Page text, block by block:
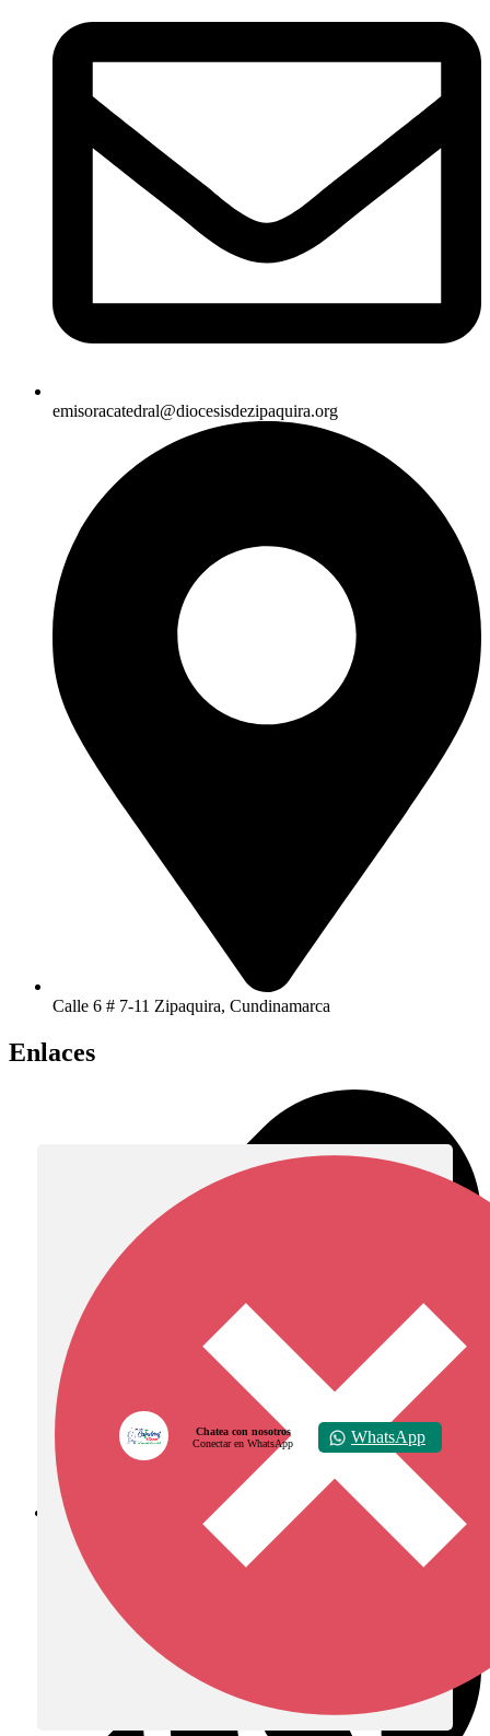
emisoracatedral@diocesisdezipaquira.org
Calle 6 # 7-11 Zipaquira, Cundinamarca
Enlaces
Diócesis de Zipaquirá
Chatea con nosotros
Conectar en WhatsApp
WhatsApp